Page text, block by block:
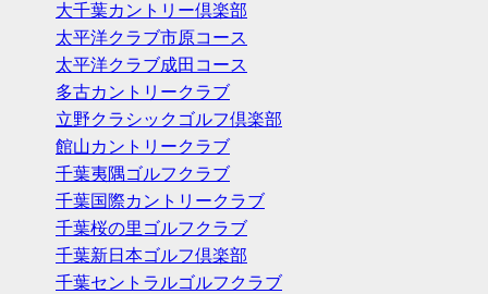
大千葉カントリー倶楽部
太平洋クラブ市原コース
太平洋クラブ成田コース
多古カントリークラブ
立野クラシックゴルフ倶楽部
館山カントリークラブ
千葉夷隅ゴルフクラブ
千葉国際カントリークラブ
千葉桜の里ゴルフクラブ
千葉新日本ゴルフ倶楽部
千葉セントラルゴルフクラブ